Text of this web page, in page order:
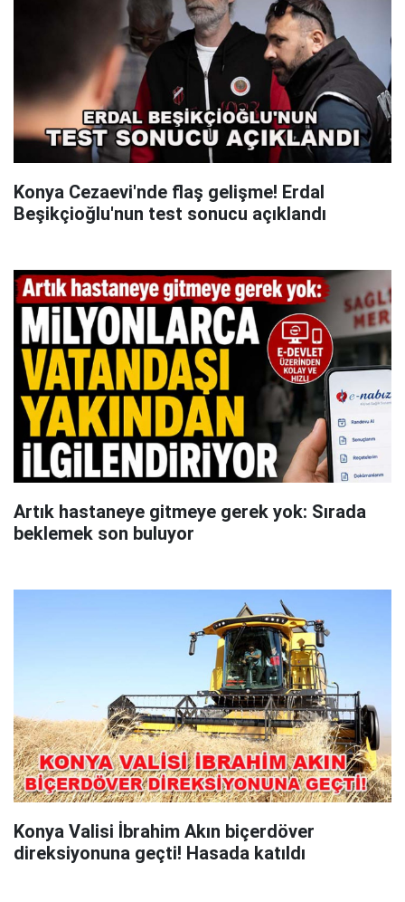
Konya Cezaevi'nde flaş gelişme! Erdal
Beşikçioğlu'nun test sonucu açıklandı
Artık hastaneye gitmeye gerek yok: Sırada
beklemek son buluyor
Konya Valisi İbrahim Akın biçerdöver
direksiyonuna geçti! Hasada katıldı